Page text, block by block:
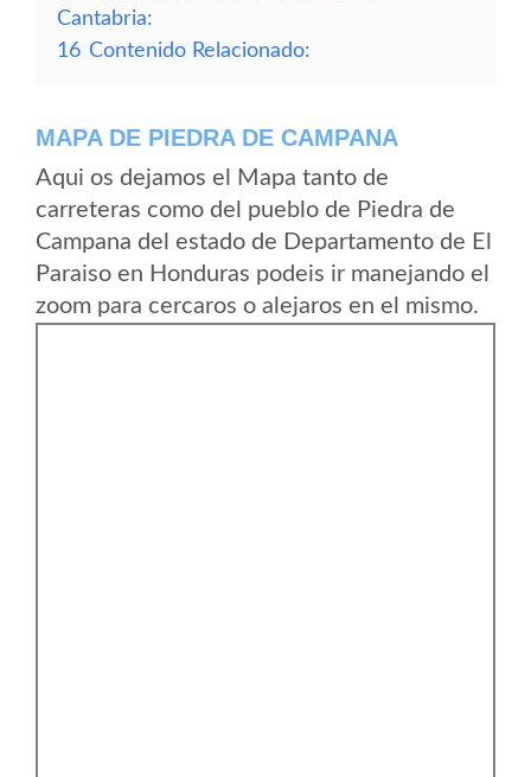
Cantabria:
16 Contenido Relacionado:
MAPA DE PIEDRA DE CAMPANA
Aqui os dejamos el Mapa tanto de
carreteras como del pueblo de Piedra de
Campana del estado de Departamento de El
Paraiso en Honduras podeis ir manejando el
zoom para cercaros o alejaros en el mismo.